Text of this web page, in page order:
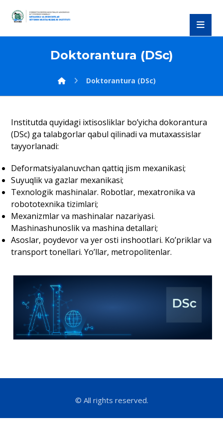
Doktorantura (DSc)
Doktorantura (DSc)
Institutda quyidagi ixtisosliklar boʼyicha dokorantura
(DSc) ga talabgorlar qabul qilinadi va mutaxassislar
tayyorlanadi:
Deformatsiyalanuvchan qattiq jism mexanikasi;
Suyuqlik va gazlar mexanikasi;
Texnologik mashinalar. Robotlar, mexatronika va
robototexnika tizimlari;
Mexanizmlar va mashinalar nazariyasi.
Mashinashunoslik va mashina detallari;
Аsoslar, poydevor va yer osti inshootlari. Koʼpriklar va
transport tonellari. Yoʼllar, metropolitenlar.
© All rights reserved.